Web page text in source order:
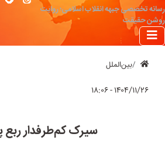
رسانه تخصصی جبهه انقلاب اسلامی؛ روایت
روشن حقیقت
بین‌الملل
۱۴۰۴/۱۱/۲۶ - ۱۸:۰۶
سیرک کم‌طرفدار ربع